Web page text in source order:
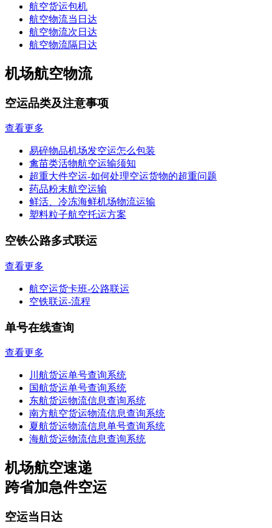
航空货运包机
航空物流当日达
航空物流次日达
航空物流隔日达
机场航空物流
空运品类及注意事项
查看更多
易碎物品机场发空运怎么包装
禽苗类活物航空运输须知
超重大件空运-如何处理空运货物的超重问题
药品粉末航空运输
鲜活、冷冻海鲜机场物流运输
塑料粒子航空托运方案
空铁公路多式联运
查看更多
航空运货卡班-公路联运
空铁联运-流程
单号在线查询
查看更多
川航货运单号查询系统
国航货运单号查询系统
东航货运物流信息查询系统
南方航空货运物流信息查询系统
夏航货运物流信息单号查询系统
海航货运物流信息查询系统
机场航空速递
跨省加急件空运
空运当日达